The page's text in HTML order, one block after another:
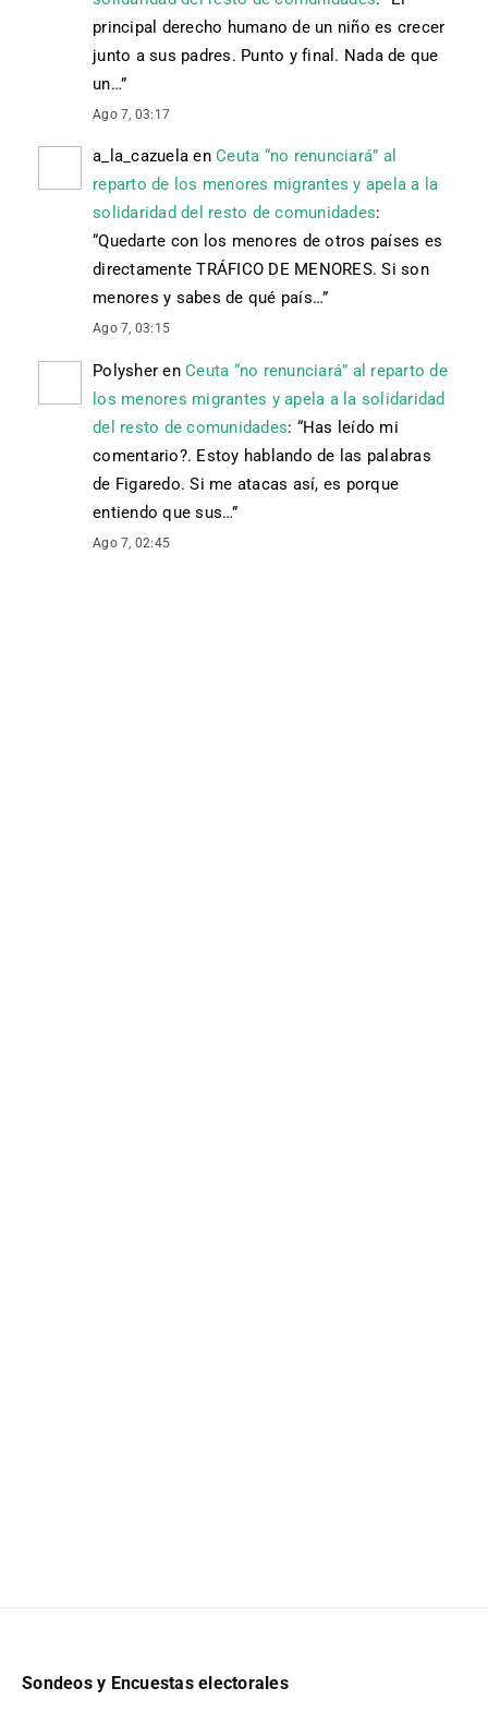
principal derecho humano de un niño es crecer
junto a sus padres. Punto y final. Nada de que
un…”
Ago 7, 03:17
a_la_cazuela en Ceuta “no renunciará” al
reparto de los menores migrantes y apela a la
solidaridad del resto de comunidades:
“Quedarte con los menores de otros países es
directamente TRÁFICO DE MENORES. Si son
menores y sabes de qué país…”
Ago 7, 03:15
Polysher en Ceuta “no renunciará” al reparto de
los menores migrantes y apela a la solidaridad
del resto de comunidades: “Has leído mi
comentario?. Estoy hablando de las palabras
de Figaredo. Si me atacas así, es porque
entiendo que sus…”
Ago 7, 02:45
Sondeos y Encuestas electorales